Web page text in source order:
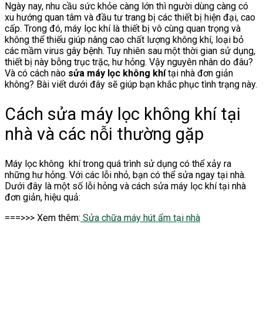
Ngày nay, nhu cầu sức khỏe càng lớn thì người dùng càng có
xu hướng quan tâm và đầu tư trang bị các thiết bị hiện đại, cao
cấp. Trong đó, máy lọc khí là thiết bị vô cùng quan trọng và
không thể thiếu giúp nâng cao chất lượng không khí, loại bỏ
các mầm virus gây bệnh. Tuy nhiên sau một thời gian sử dụng,
thiết bị này bỗng trục trặc, hư hỏng. Vậy nguyên nhân do đâu?
Và có cách nào sửa máy lọc không khítại nhà đơn giản
không? Bài viết dưới đây sẽ giúp bạn khắc phục tình trạng này.
Cách sửa máy lọc không khí tại
nhà và các nỗi thường gặp
Máy lọc không khí trong quá trình sử dụng có thể xảy ra
những hư hỏng. Với các lỗi nhỏ, bạn có thể sửa ngay tại nhà.
Dưới đây là một số lỗi hỏng và cách sửa máy lọc khí tại nhà
đơn giản, hiệu quả:
===>>> Xem thêm: Sửa chữa máy hút ẩm tại nhà